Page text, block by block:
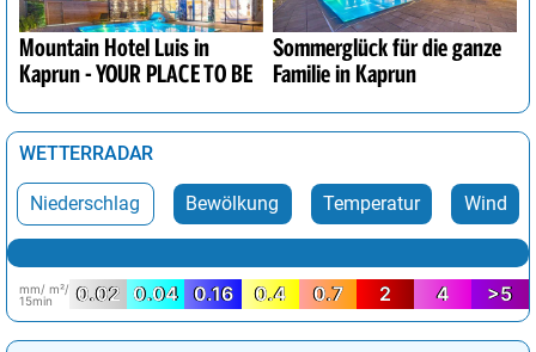
Mountain Hotel Luis in
Kaprun - YOUR PLACE TO BE
Sommerglück für die ganze
Familie in Kaprun
WETTERRADAR
Niederschlag Bewölkung Temperatur Wind
mm/ m²/
15min
0.02 0.04 0.16 0.4 0.7 2 4 >5